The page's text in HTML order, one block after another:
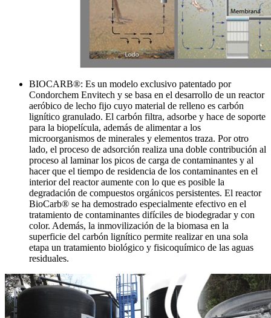
BIOCARB®: Es un modelo exclusivo patentado por
Condorchem Envitech y se basa en el desarrollo de un reactor
aeróbico de lecho fijo cuyo material de relleno es carbón
lignítico granulado. El carbón filtra, adsorbe y hace de soporte
para la biopelícula, además de alimentar a los
microorganismos de minerales y elementos traza. Por otro
lado, el proceso de adsorción realiza una doble contribución al
proceso al laminar los picos de carga de contaminantes y al
hacer que el tiempo de residencia de los contaminantes en el
interior del reactor aumente con lo que es posible la
degradación de compuestos orgánicos persistentes. El reactor
BioCarb® se ha demostrado especialmente efectivo en el
tratamiento de contaminantes difíciles de biodegradar y con
color. Además, la inmovilización de la biomasa en la
superficie del carbón lignítico permite realizar en una sola
etapa un tratamiento biológico y fisicoquímico de las aguas
residuales.